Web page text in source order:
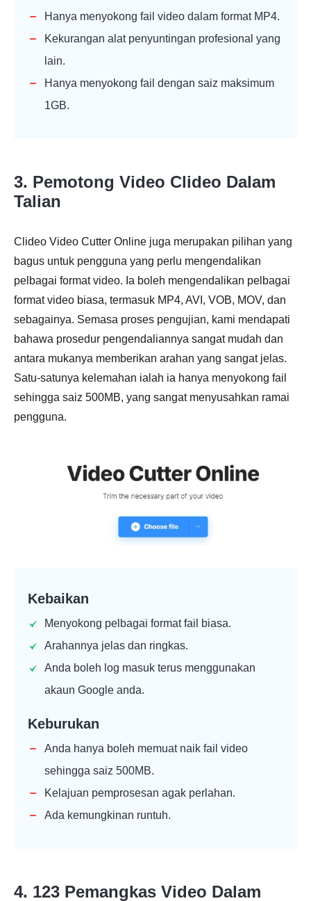
Hanya menyokong fail video dalam format MP4.
Kekurangan alat penyuntingan profesional yang
lain.
Hanya menyokong fail dengan saiz maksimum
1GB.
3. Pemotong Video Clideo Dalam
Talian
Clideo Video Cutter Online juga merupakan pilihan yang
bagus untuk pengguna yang perlu mengendalikan
pelbagai format video. Ia boleh mengendalikan pelbagai
format video biasa, termasuk MP4, AVI, VOB, MOV, dan
sebagainya. Semasa proses pengujian, kami mendapati
bahawa prosedur pengendaliannya sangat mudah dan
antara mukanya memberikan arahan yang sangat jelas.
Satu-satunya kelemahan ialah ia hanya menyokong fail
sehingga saiz 500MB, yang sangat menyusahkan ramai
pengguna.
Kebaikan
Menyokong pelbagai format fail biasa.
Arahannya jelas dan ringkas.
Anda boleh log masuk terus menggunakan
akaun Google anda.
Keburukan
Anda hanya boleh memuat naik fail video
sehingga saiz 500MB.
Kelajuan pemprosesan agak perlahan.
Ada kemungkinan runtuh.
4. 123 Pemangkas Video Dalam